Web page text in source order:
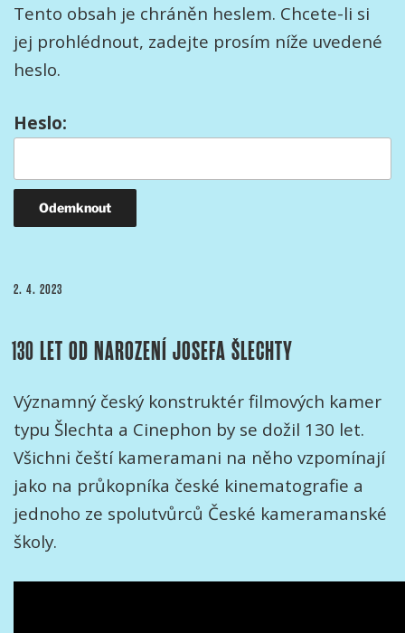
Tento obsah je chráněn heslem. Chcete-li si
jej prohlédnout, zadejte prosím níže uvedené
heslo.
Heslo:
PUBLIKOVÁNO
2. 4. 2023
130 LET OD NAROZENÍ JOSEFA ŠLECHTY
Významný český konstruktér filmových kamer
typu Šlechta a Cinephon by se dožil 130 let.
Všichni čeští kameramani na něho vzpomínají
jako na průkopníka české kinematografie a
jednoho ze spolutvůrců České kameramanské
školy.